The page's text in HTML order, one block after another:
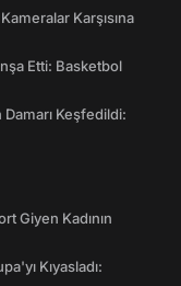
Karşısına
Etti: Basketbol
Keşfedildi:
Giyen Kadının
Kıyasladı: